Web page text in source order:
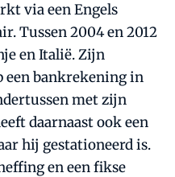
via een Engels
Tussen 2004 en 2012
en Italië. Zijn
bankrekening in
met zijn
daarnaast ook een
hij gestationeerd is.
en een fikse